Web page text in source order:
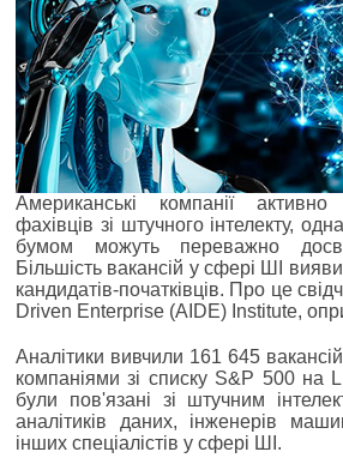
Американські компанії
фахівців зі штучного інтелекту,
бумом можуть переважно
Більшість вакансій у сфері ШІ
кандидатів-початківців. Про це
Driven Enterprise (AIDE) Institute,
Аналітики вивчили 161 645
компаніями зі списку S&P 500 на
були пов'язані зі штучним
аналітиків даних, інженерів
інших спеціалістів у сфері ШІ.